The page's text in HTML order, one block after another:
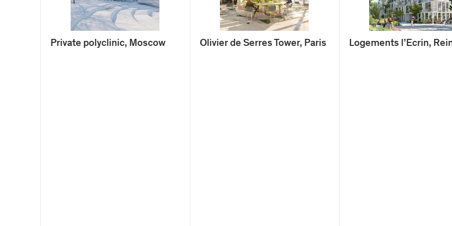
Private polyclinic, Moscow Olivier de Serres Tower, Paris Logements l’Ecrin,